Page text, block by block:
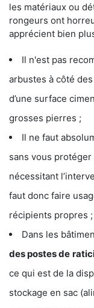
les matériaux ou
rongeurs ont
apprécient bien
Il n'est pas
arbustes à côté
d’une surface
grosses pierres ;
Il ne faut
sans vous protéger
nécessitant
faut donc faire
récipients propres ;
Dans les
des postes de
ce qui est de la
stockage en sac